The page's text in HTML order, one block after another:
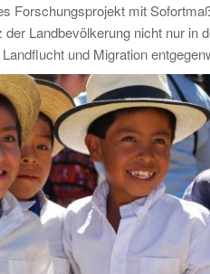
Forschungsprojekt mit
Landbevölkerung nicht nur in
und Migration